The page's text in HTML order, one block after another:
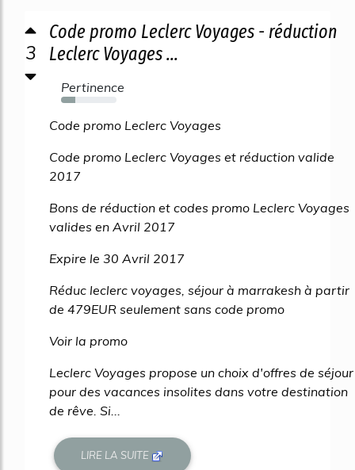
3
Code promo Leclerc Voyages - réduction
Leclerc Voyages ...
Pertinence
25%
Code promo Leclerc Voyages
Code promo Leclerc Voyages et réduction valide
2017
Bons de réduction et codes promo Leclerc Voyages
valides en Avril 2017
Expire le 30 Avril 2017
Réduc leclerc voyages, séjour à marrakesh à partir
de 479EUR seulement sans code promo
Voir la promo
Leclerc Voyages propose un choix d'offres de séjour
pour des vacances insolites dans votre destination
de rêve. Si...
LIRE LA SUITE